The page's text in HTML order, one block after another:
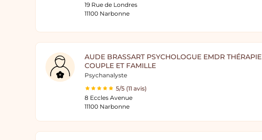
19 Rue de Londres
11100 Narbonne
AUDE BRASSART PSYCHOLOGUE EMDR THÉRAPIE
COUPLE ET FAMILLE
Psychanalyste
5/5 (11 avis)
8 Eccles Avenue
11100 Narbonne